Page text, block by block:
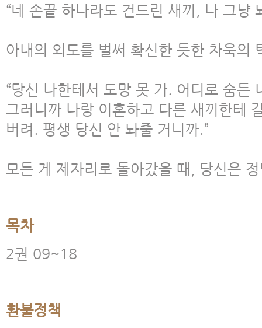
“네 손끝 하나라도 건드린 새끼, 나 그냥
아내의 외도를 벌써 확신한 듯한 차욱의
“당신 나한테서 도망 못 가. 어디로 숨든
그러니까 나랑 이혼하고 다른 새끼한테
버려. 평생 당신 안 놔줄 거니까.”
모든 게 제자리로 돌아갔을 때, 당신은
목차
2권 09~18
환불정책